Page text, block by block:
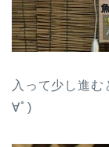
入って少し進む
∀ﾟ)